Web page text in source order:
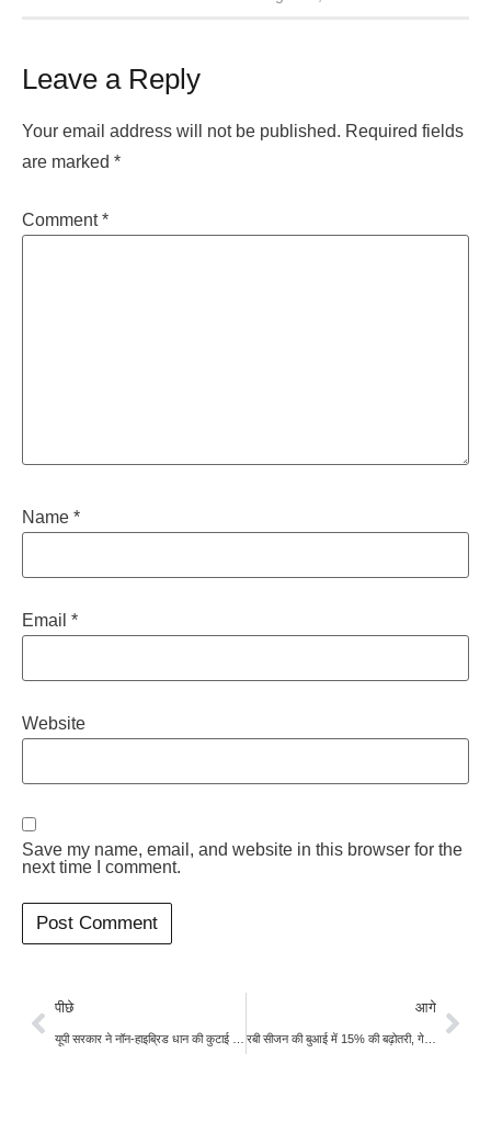
Leave a Reply
Your email address will not be published. Required fields
are marked *
Comment*
Name *
Email *
Website
Save my name, email, and website in this browser for the
next time I comment.
पीछे आगे
रबी सीजन की बुआई में 15% की बढ़ोतरी, गेहूं और चना की बुआई में तेजी